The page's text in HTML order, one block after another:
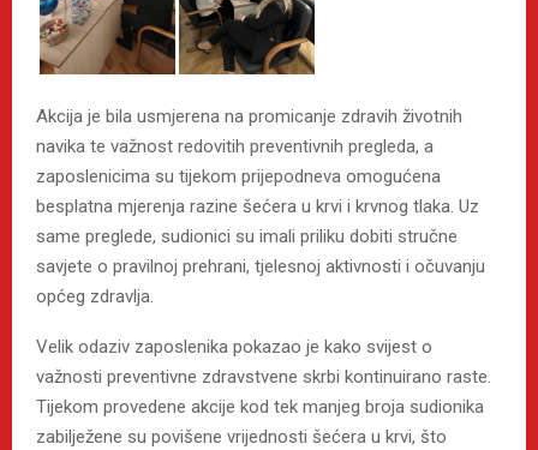
Akcija je bila usmjerena na promicanje zdravih životnih
navika te važnost redovitih preventivnih pregleda, a
zaposlenicima su tijekom prijepodneva omogućena
besplatna mjerenja razine šećera u krvi i krvnog tlaka. Uz
same preglede, sudionici su imali priliku dobiti stručne
savjete o pravilnoj prehrani, tjelesnoj aktivnosti i očuvanju
općeg zdravlja.
Velik odaziv zaposlenika pokazao je kako svijest o
važnosti preventivne zdravstvene skrbi kontinuirano raste.
Tijekom provedene akcije kod tek manjeg broja sudionika
zabilježene su povišene vrijednosti šećera u krvi, što